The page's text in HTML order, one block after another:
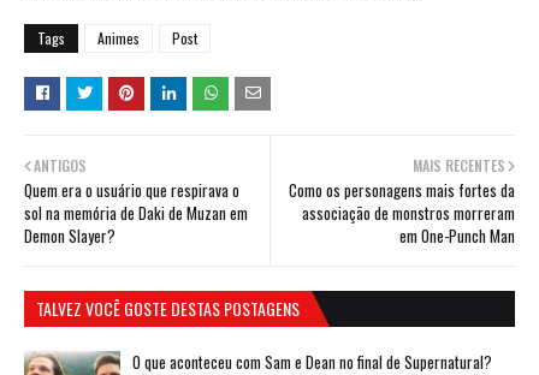
Tags Animes Post
MAIS RECENTES
Como os personagens mais fortes da
associação de monstros morreram
em One-Punch Man
ANTIGOS
Quem era o usuário que respirava o
sol na memória de Daki de Muzan em
Demon Slayer?
TALVEZ VOCÊ GOSTE DESTAS POSTAGENS
O que aconteceu com Sam e Dean no final de Supernatural?